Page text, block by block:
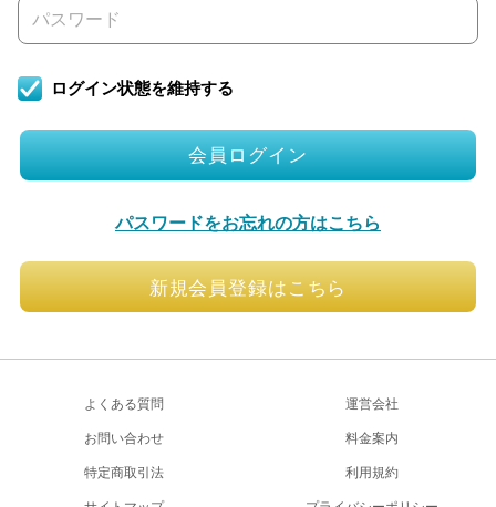
ログイン状態を維持する
会員ログイン
パスワードをお忘れの方はこちら
新規会員登録はこちら
よくある質問
運営会社
お問い合わせ
料金案内
特定商取引法
利用規約